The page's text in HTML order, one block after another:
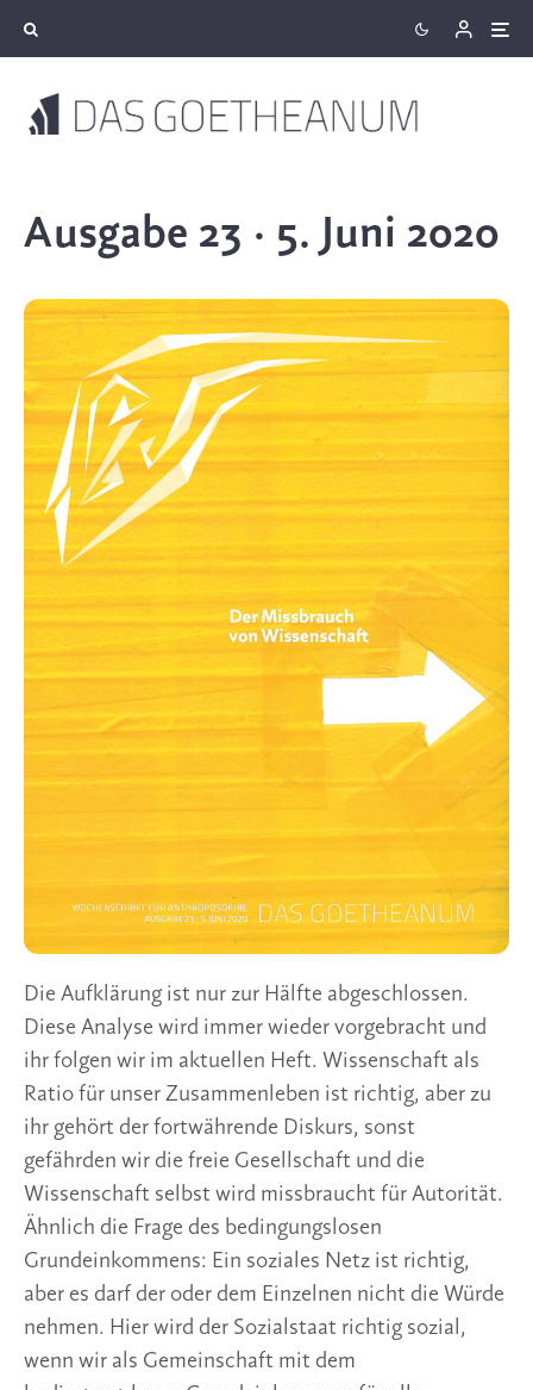
Ausgabe 23 · 5. Juni 2020
Die Aufklärung ist nur zur Hälfte abgeschlossen.
Diese Analyse wird immer wieder vorgebracht und
ihr folgen wir im aktuellen Heft. Wissenschaft als
Ratio für unser Zusammenleben ist richtig, aber zu
ihr gehört der fortwährende Diskurs, sonst
gefährden wir die freie Gesellschaft und die
Wissenschaft selbst wird missbraucht für Autorität.
Ähnlich die Frage des bedingungslosen
Grundeinkommens: Ein soziales Netz ist richtig,
aber es darf der oder dem Einzelnen nicht die Würde
nehmen. Hier wird der Sozialstaat richtig sozial,
wenn wir als Gemeinschaft mit dem